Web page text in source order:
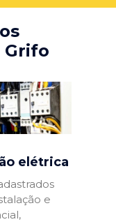
Grifo
elétrica
e